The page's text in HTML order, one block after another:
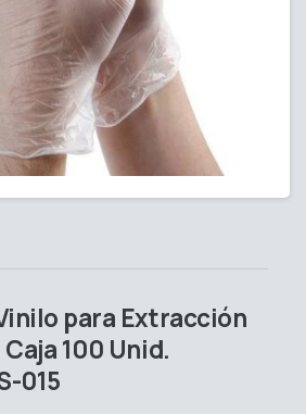
para Extracción
100 Unid.
015